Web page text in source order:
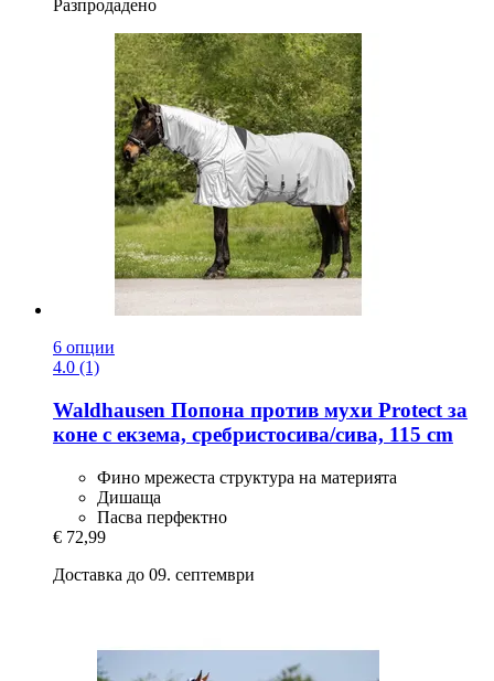
Разпродадено
6 опции
4.0 (1)
Waldhausen Попона против мухи Protect за
коне с екзема, сребристосива/сива, 115 cm
Фино мрежеста структура на материята
Дишаща
Пасва перфектно
€ 72,99
Доставка до 09. септември